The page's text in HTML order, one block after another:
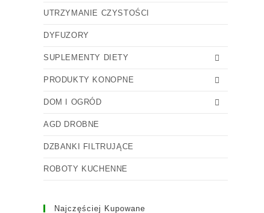
UTRZYMANIE CZYSTOŚCI
DYFUZORY
SUPLEMENTY DIETY
PRODUKTY KONOPNE
DOM I OGRÓD
AGD DROBNE
DZBANKI FILTRUJĄCE
ROBOTY KUCHENNE
Najczęściej Kupowane